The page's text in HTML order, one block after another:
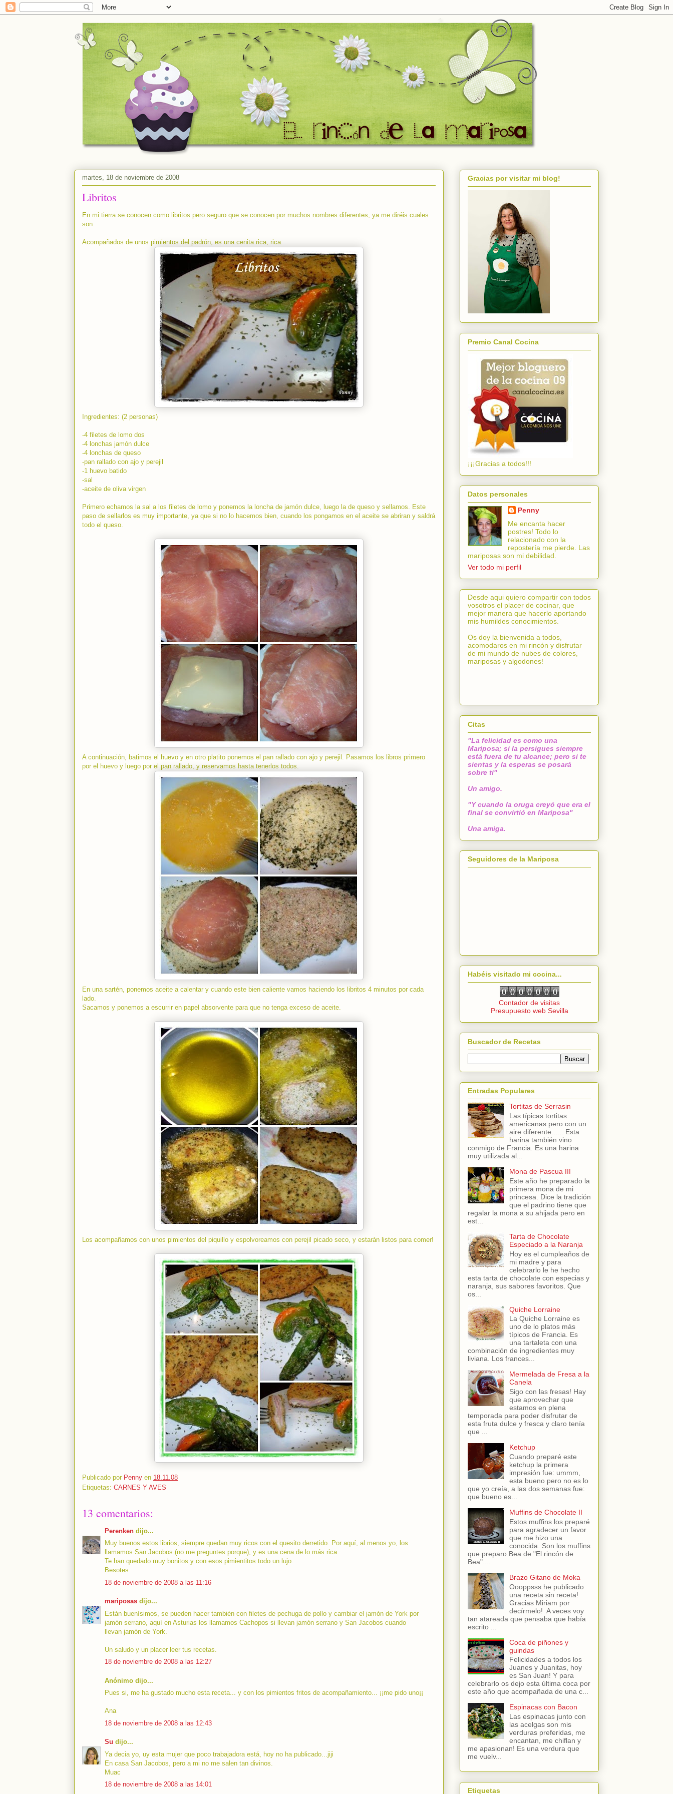
martes, 18 de noviembre de 2008
Libritos
En mi tierra se conocen como libritos pero seguro que se conocen por muchos nombres diferentes, ya me diréis cuales
son.
Acompañados de unos pimientos del padrón, es una cenita rica, rica.
Ingredientes: (2 personas)
-4 filetes de lomo dos
-4 lonchas jamón dulce
-4 lonchas de queso
-pan rallado con ajo y perejil
-1 huevo batido
-sal
-aceite de oliva virgen
Primero echamos la sal a los filetes de lomo y ponemos la loncha de jamón dulce, luego la de queso y sellamos. Este
paso de sellarlos es muy importante, ya que si no lo hacemos bien, cuando los pongamos en el aceite se abriran y saldrá
todo el queso.
A continuación, batimos el huevo y en otro platito ponemos el pan rallado con ajo y perejil. Pasamos los libros primero
por el huevo y luego por el pan rallado, y reservamos hasta tenerlos todos.
En una sartén, ponemos aceite a calentar y cuando este bien caliente vamos haciendo los libritos 4 minutos por cada
lado.
Sacamos y ponemos a escurrir en papel absorvente para que no tenga exceso de aceite.
Los acompañamos con unos pimientos del piquillo y espolvoreamos con perejil picado seco, y estarán listos para comer!
Publicado por Penny en 18.11.08
Etiquetas: CARNES Y AVES
13 comentarios:
Perenken dijo...
Muy buenos estos librios, siempre quedan muy ricos con el quesito derretido. Por aquí, al menos yo, los
llamamos San Jacobos (no me preguntes porque), y es una cena de lo más rica.
Te han quedado muy bonitos y con esos pimientitos todo un lujo.
Besotes
18 de noviembre de 2008 a las 11:16
mariposas dijo...
Están buenísimos, se pueden hacer también con filetes de pechuga de pollo y cambiar el jamón de York por
jamón serrano, aquí en Asturias los llamamos Cachopos si llevan jamón serrano y San Jacobos cuando
llevan jamón de York.
Un saludo y un placer leer tus recetas.
18 de noviembre de 2008 a las 12:27
Anónimo dijo...
Pues si, me ha gustado mucho esta receta... y con los pimientos fritos de acompañamiento... ¡¡me pido uno¡¡
Ana
18 de noviembre de 2008 a las 12:43
Su dijo...
Ya decia yo, uy esta mujer que poco trabajadora está, hoy no ha publicado...jiji
En casa San Jacobos, pero a mi no me salen tan divinos.
Muac
18 de noviembre de 2008 a las 14:01
Gracias por visitar mi blog!
Premio Canal Cocina
¡¡¡Gracias a todos!!!
Datos personales
Penny
Me encanta hacer
postres! Todo lo
relacionado con la
repostería me pierde. Las
mariposas son mi debilidad.
Ver todo mi perfil
Desde aqui quiero compartir con todos
vosotros el placer de cocinar, que
mejor manera que hacerlo aportando
mis humildes conocimientos.
Os doy la bienvenida a todos,
acomodaros en mi rincón y disfrutar
de mi mundo de nubes de colores,
mariposas y algodones!
Citas
"La felicidad es como una
Mariposa; si la persigues siempre
está fuera de tu alcance; pero si te
sientas y la esperas se posará
sobre ti"
Un amigo.
"Y cuando la oruga creyó que era el
final se convirtió en Mariposa"
Una amiga.
Seguidores de la Mariposa
Habéis visitado mi cocina...
Contador de visitas
Presupuesto web Sevilla
Buscador de Recetas
Entradas Populares
Tortitas de Serrasin
Las típicas tortitas
americanas pero con un
aire diferente...... Esta
harina también vino
conmigo de Francia. Es una harina
muy utilizada al...
Mona de Pascua III
Este año he preparado la
primera mona de mi
princesa. Dice la tradición
que el padrino tiene que
regalar la mona a su ahijada pero en
est...
Tarta de Chocolate
Especiado a la Naranja
Hoy es el cumpleaños de
mi madre y para
celebrarlo le he hecho
esta tarta de chocolate con especias y
naranja, sus sabores favoritos. Que
os...
Quiche Lorraine
La Quiche Lorraine es
uno de lo platos más
típicos de Francia. Es
una tartaleta con una
combinación de ingredientes muy
liviana. Los frances...
Mermelada de Fresa a la
Canela
Sigo con las fresas! Hay
que aprovechar que
estamos en plena
temporada para poder disfrutar de
esta fruta dulce y fresca y claro tenía
que ...
Ketchup
Cuando preparé este
ketchup la primera
impresión fue: ummm,
esta bueno pero no es lo
que yo creía, a las dos semanas fue:
que bueno es...
Muffins de Chocolate II
Estos muffins los preparé
para agradecer un favor
que me hizo una
conocida. Son los muffins
que preparo Bea de "El rincón de
Bea"....
Brazo Gitano de Moka
Oooppsss he publicado
una receta sin receta!
Gracias Miriam por
decírmelo! A veces voy
tan atareada que pensaba que había
escrito ...
Coca de piñones y
guindas
Felicidades a todos los
Juanes y Juanitas, hoy
es San Juan! Y para
celebrarlo os dejo esta última coca por
este año que acompañada de una c...
Espinacas con Bacon
Las espinacas junto con
las acelgas son mis
verduras preferidas, me
encantan, me chiflan y
me apasionan! Es una verdura que
me vuelv...
Etiquetas